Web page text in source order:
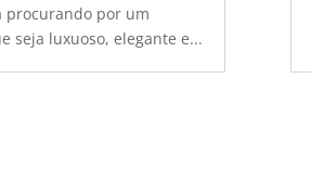
procurando por um
seja luxuoso, elegante e...